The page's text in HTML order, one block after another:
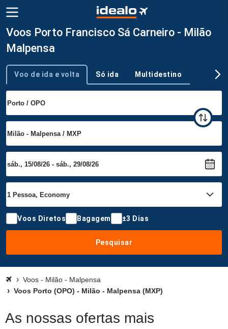
Voos Porto Francisco Sá Carneiro - Milão
Malpensa
Tipo de viagem
Voo de ida e volta Só ida Multidestino
Voos Diretos Bagagem ±3 Dias
Pesquisar
Voos - Milão - Malpensa
Voos Porto (OPO) - Milão - Malpensa (MXP)
As nossas ofertas mais